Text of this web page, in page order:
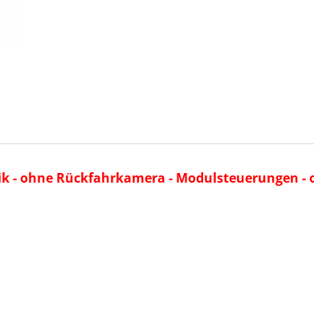
- ohne Rückfahrkamera - Modulsteuerungen -